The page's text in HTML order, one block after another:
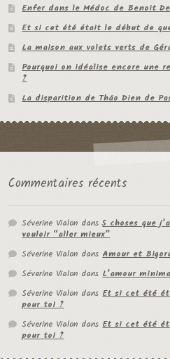
Enfer dans le Médoc de Benoit
Et si cet été était le début de
La maison aux volets verts de
Pourquoi on idéalise encore
?
La disparition de Thâo Dien de
Commentaires récents
Séverine Vialon dans5 choses que
vouloir “aller mieux”
Séverine Vialon dans Amour et
Séverine Vialon dans L’amour
Séverine Vialon dans Et si cet été
pour toi ?
Séverine Vialon dans Et si cet été
pour toi ?